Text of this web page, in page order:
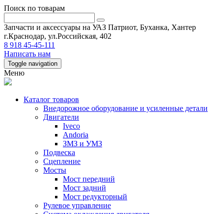
Поиск по товарам
Запчасти и аксессуары на УАЗ Патриот, Буханка, Хантер
г.Краснодар, ул.Российская, 402
8 918 45-45-111
Написать нам
Toggle navigation
Меню
Каталог товаров
Внедорожное оборудование и усиленные детали
Двигатели
Iveco
Andoria
ЗМЗ и УМЗ
Подвеска
Сцепление
Мосты
Мост передний
Мост задний
Мост редукторный
Рулевое управление